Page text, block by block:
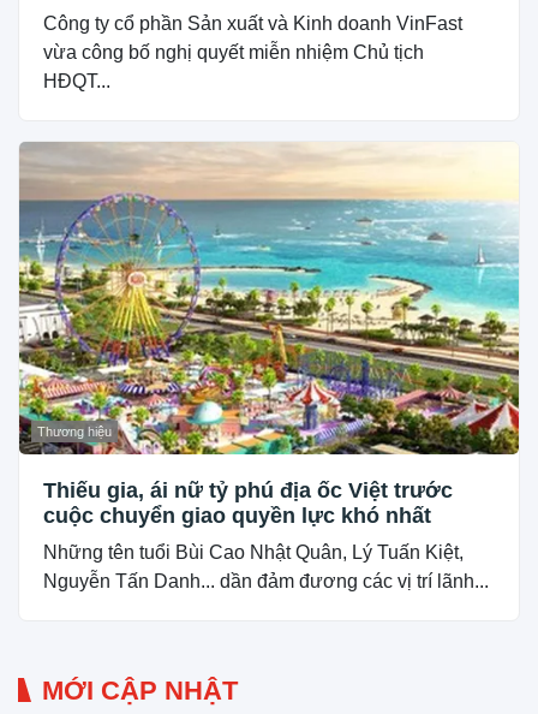
Công ty cổ phần Sản xuất và Kinh doanh VinFast
vừa công bố nghị quyết miễn nhiệm Chủ tịch
HĐQT...
Thương hiệu
Thiếu gia, ái nữ tỷ phú địa ốc Việt trước
cuộc chuyển giao quyền lực khó nhất
Những tên tuổi Bùi Cao Nhật Quân, Lý Tuấn Kiệt,
Nguyễn Tấn Danh... dần đảm đương các vị trí lãnh...
MỚI CẬP NHẬT